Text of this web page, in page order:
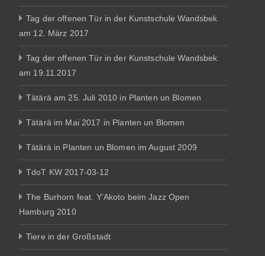
Tag der offenen Tür in der Kunstschule Wandsbek
am 12. März 2017
Tag der offenen Tür in der Kunstschule Wandsbek
am 19.11.2017
Tätärä am 25. Juli 2010 in Planten un Blomen
Tätärä im Mai 2017 in Planten un Blomen
Tätärä in Planten un Blomen im August 2009
TdoT KW 2017-03-12
The Burhorn feat. Y’Akoto beim Jazz Open
Hamburg 2010
Tiere in der Großstadt